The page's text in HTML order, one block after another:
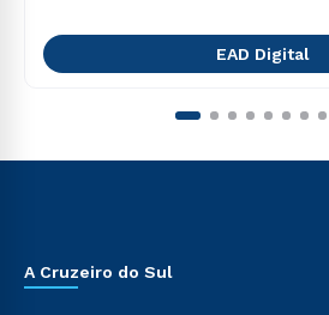
EAD Digital
A Cruzeiro do Sul